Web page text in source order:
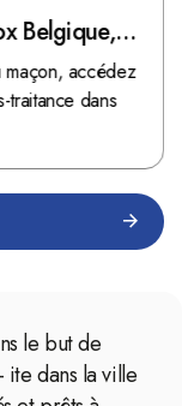
Belgique,
accédez
dans
le but de
dans la ville